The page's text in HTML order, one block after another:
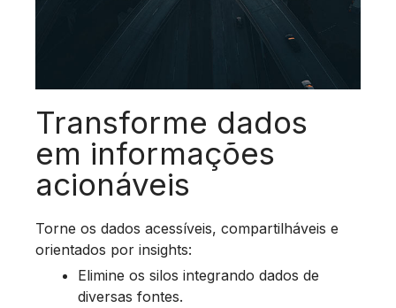
Transforme dados
em informações
acionáveis
Torne os dados acessíveis, compartilháveis e
orientados por insights:
Elimine os silos integrando dados de
diversas fontes.